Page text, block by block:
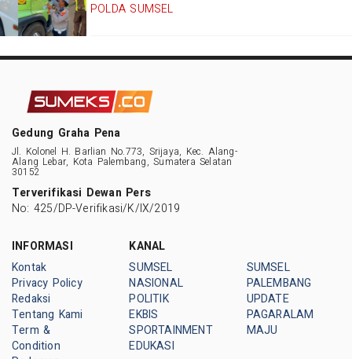
POLDA SUMSEL
Gedung Graha Pena
Jl. Kolonel H. Barlian No.773, Srijaya, Kec. Alang-
Alang Lebar, Kota Palembang, Sumatera Selatan
30152
Terverifikasi Dewan Pers
No: 425/DP-Verifikasi/K/IX/2019
INFORMASI
Kontak
Privacy Policy
Redaksi
Tentang Kami
Term &
Condition
KANAL
SUMSEL
NASIONAL
POLITIK
EKBIS
SPORTAINMENT
EDUKASI
SUMSEL
PALEMBANG
UPDATE
PAGARALAM
MAJU